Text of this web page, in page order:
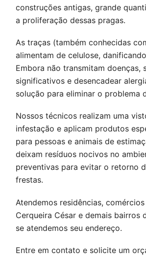
construções antigas, grande
a proliferação dessas pragas.
As traças (também conhecidas
alimentam de celulose,
Embora não transmitam doenças,
significativos e desencadear
solução para eliminar o problema
Nossos técnicos realizam uma
infestação e aplicam produtos
para pessoas e animais de
deixam resíduos nocivos no
preventivas para evitar o retorno
frestas.
Atendemos residências,
Cerqueira César e demais bairros
se atendemos seu endereço.
Entre em contato e solicite um